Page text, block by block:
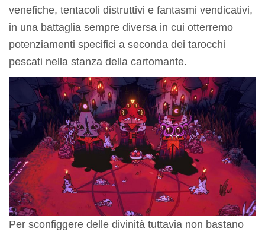
venefiche, tentacoli distruttivi e fantasmi vendicativi,
in una battaglia sempre diversa in cui otterremo
potenziamenti specifici a seconda dei tarocchi
pescati nella stanza della cartomante.
Per sconfiggere delle divinità tuttavia non bastano